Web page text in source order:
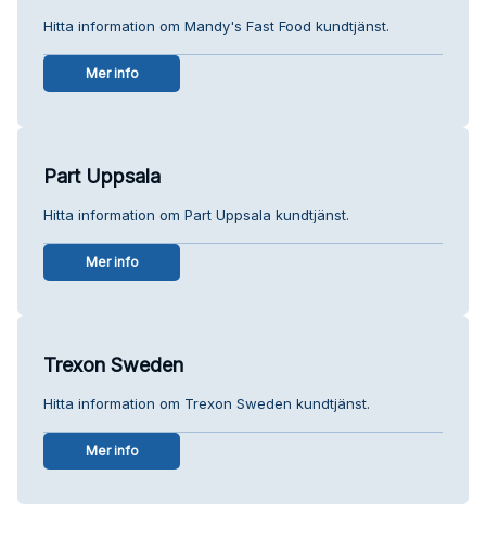
Hitta information om Mandy's Fast Food kundtjänst.
Mer info
Part Uppsala
Hitta information om Part Uppsala kundtjänst.
Mer info
Trexon Sweden
Hitta information om Trexon Sweden kundtjänst.
Mer info